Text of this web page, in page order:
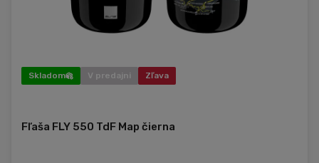
Skladom V predajni Zľava
Fľaša FLY 550 TdF Map čierna